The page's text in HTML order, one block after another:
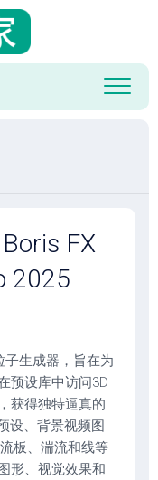
FX
2025
子生成器，旨在为
预设库中访问3D
获得独特逼真的
设、背景视频图
板、湍流和线等
形、视觉效果和